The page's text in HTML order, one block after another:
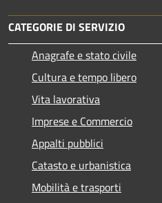
CATEGORIE DI SERVIZIO
Anagrafe e stato civile
Cultura e tempo libero
Vita lavorativa
Imprese e Commercio
Appalti pubblici
Catasto e urbanistica
Mobilità e trasporti